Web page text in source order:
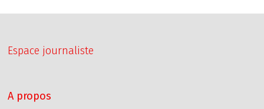
Espace journaliste
A propos